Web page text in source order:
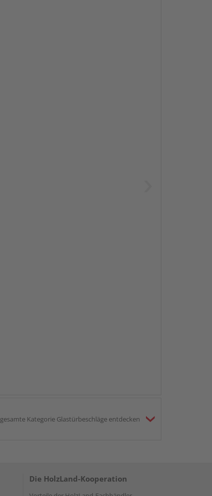
gesamte Kategorie Glastürbeschläge entdecken
Die HolzLand-Kooperation